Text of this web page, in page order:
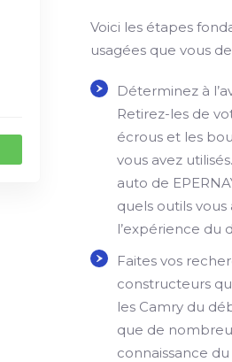
Voici les étapes
usagées que vous
Déterminez à
Retirez-les de
écrous et les
vous avez
auto de
quels outils
l’expérience du
Faites vos
constructeurs
les Camry du
que de
connaissance